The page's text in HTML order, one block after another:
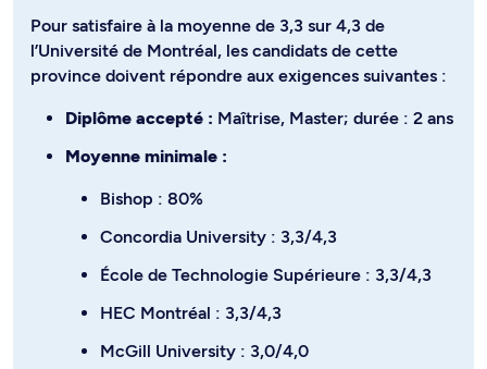
Pour satisfaire à la moyenne de 3,3 sur 4,3 de
l’Université de Montréal, les candidats de cette
province doivent répondre aux exigences suivantes :
Diplôme accepté : Maîtrise, Master; durée : 2 ans
Moyenne minimale :
Bishop : 80%
Concordia University : 3,3/4,3
École de Technologie Supérieure : 3,3/4,3
HEC Montréal : 3,3/4,3
McGill University : 3,0/4,0